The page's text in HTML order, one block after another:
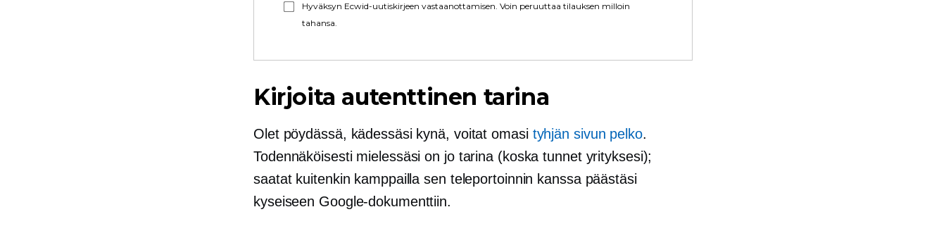
Hyväksyn Ecwid-uutiskirjeen vastaanottamisen. Voin peruuttaa tilauksen milloin
tahansa.
Kirjoita autenttinen tarina
Olet pöydässä, kädessäsi kynä, voitat omasi tyhjän sivun pelko.
Todennäköisesti mielessäsi on jo tarina (koska tunnet yrityksesi);
saatat kuitenkin kamppailla sen teleportoinnin kanssa päästäsi
kyseiseen Google-dokumenttiin.